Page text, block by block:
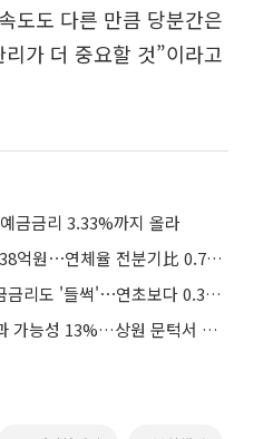
도도 다른 만큼 당분간은
가 더 중요할 것”이라고
금금리 3.33%까지 올라
저축은행 1분기 순이익 3338억원⋯연체율 전분기比 0.7%p↑
'머니무브'에 저축은행 예금금리도 '들썩'⋯연초보다 0.35%p↑
美 클래리티 법안 연내 통과 가능성 13%…상원 문턱서 제동